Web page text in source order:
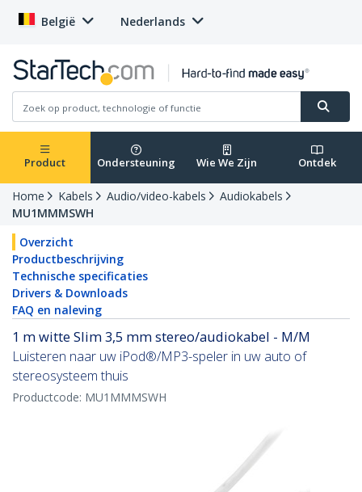
België Nederlands
Product Ondersteuning Wie We Zijn Ontdek
Home Kabels Audio/video-kabels
Audiokabels
MU1MMMSWH
Overzicht
Productbeschrijving
Technische specificaties
Drivers & Downloads
FAQ en naleving
1 m witte Slim 3,5 mm stereo/audiokabel - M/M
Luisteren naar uw iPod®/MP3-speler in uw auto of
stereosysteem thuis
Productcode: MU1MMMSWH